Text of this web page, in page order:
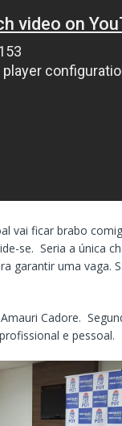
vai ficar brabo
se. Seria a única
garantir uma vaga.
Cadore.
e pessoal.